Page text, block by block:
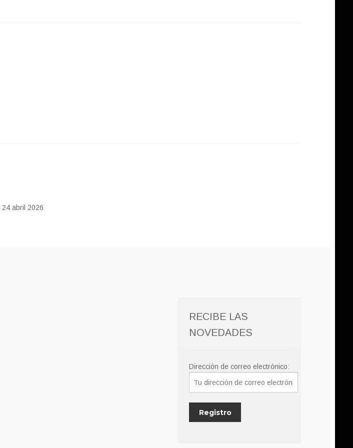
24 abril 2026
RECIBE LAS
NOVEDADES
Dirección de correo electrónico: